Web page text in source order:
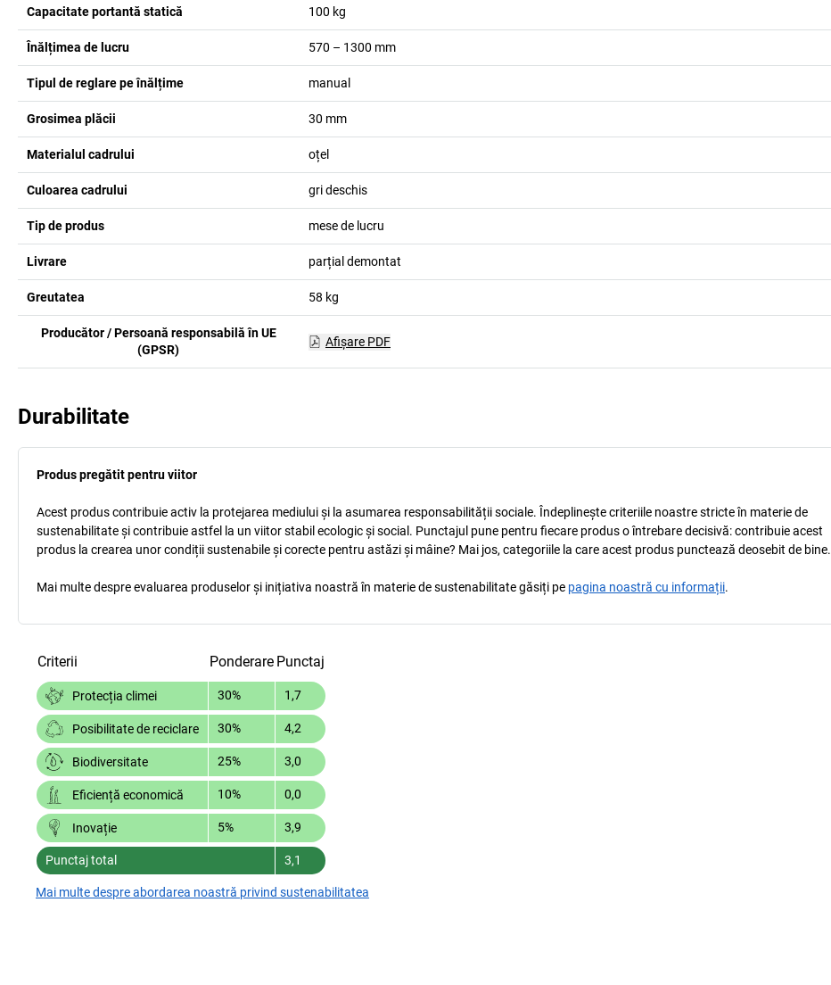
Capacitate portantă statică 100 kg
Înălțimea de lucru 570 – 1300 mm
Tipul de reglare pe înălțime manual
Grosimea plăcii 30 mm
Materialul cadrului oțel
Culoarea cadrului gri deschis
Tip de produs mese de lucru
Livrare parțial demontat
Greutatea 58 kg
Producător / Persoană responsabilă în UE
(GPSR)
Afişare PDF
Durabilitate
Produs pregătit pentru viitor
Acest produs contribuie activ la protejarea mediului și la asumarea responsabilității sociale. Îndeplinește criteriile noastre stricte în materie de
sustenabilitate și contribuie astfel la un viitor stabil ecologic și social. Punctajul pune pentru fiecare produs o întrebare decisivă: contribuie acest
produs la crearea unor condiții sustenabile și corecte pentru astăzi și mâine? Mai jos, categoriile la care acest produs punctează deosebit de bine.
Mai multe despre evaluarea produselor și inițiativa noastră în materie de sustenabilitate găsiți pe pagina noastră cu informații.
Criterii Ponderare Punctaj
Protecția climei 30% 1,7
Posibilitate de reciclare 30% 4,2
Biodiversitate 25% 3,0
Eficiență economică 10% 0,0
Inovație 5% 3,9
Punctaj total 3,1
Mai multe despre abordarea noastră privind sustenabilitatea